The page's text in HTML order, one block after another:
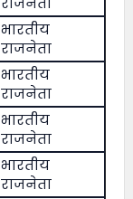
भारतीय
राजनेता
भारतीय
राजनेता
भारतीय
राजनेता
भारतीय
राजनेता